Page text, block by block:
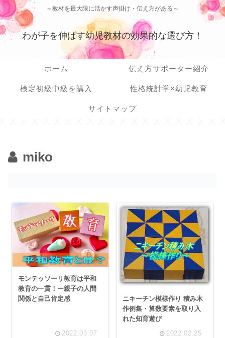
～教材を最大限に活かす声掛け・伝え方がある～
わが子を伸ばす幼児教材の効果的な選び方！
ホーム 伝え方サポーター紹介
検定初級中級を購入 性格統計学×幼児教育
サイトマップ
miko
モンテッソーリ教育は平和
教育の一貫！ー親子の人間
関係と自己肯定感
2022.03.07
ニキーチン模様作り 積み木
作例集・算数要素を取り入
れた知育遊び
2022.02.25